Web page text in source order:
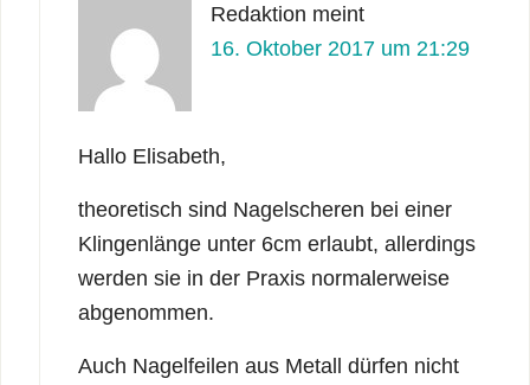
Redaktion meint
16. Oktober 2017 um 21:29
Hallo Elisabeth,
theoretisch sind Nagelscheren bei einer
Klingenlänge unter 6cm erlaubt, allerdings
werden sie in der Praxis normalerweise
abgenommen.
Auch Nagelfeilen aus Metall dürfen nicht